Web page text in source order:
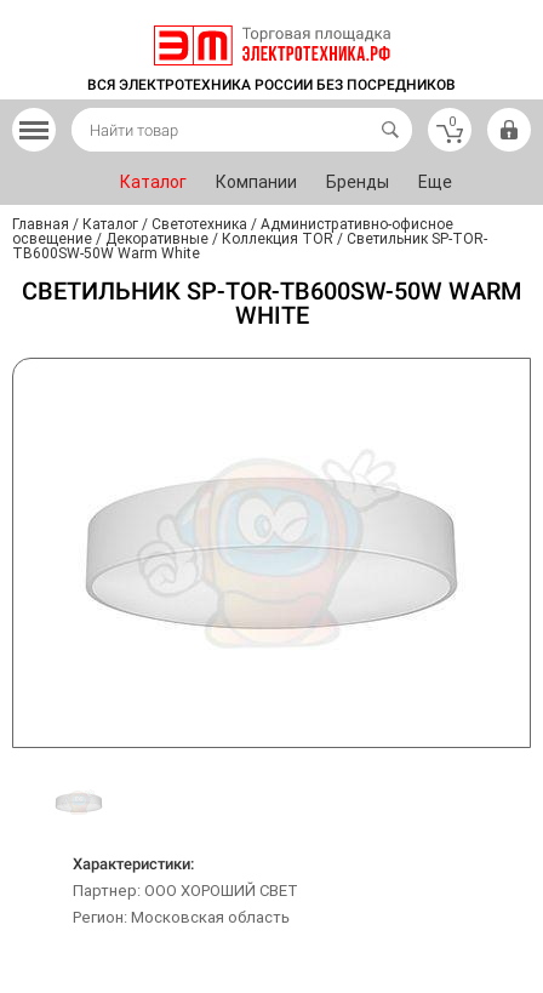
ВСЯ ЭЛЕКТРОТЕХНИКА РОССИИ БЕЗ ПОСРЕДНИКОВ
0
Каталог Компании Бренды Еще
Главная / Каталог / Светотехника / Административно-офисное
освещение / Декоративные / Коллекция TOR / Светильник SP-TOR-
TB600SW-50W Warm White
СВЕТИЛЬНИК SP-TOR-TB600SW-50W WARM
WHITE
Характеристики:
Партнер: ООО ХОРОШИЙ СВЕТ
Регион: Московская область